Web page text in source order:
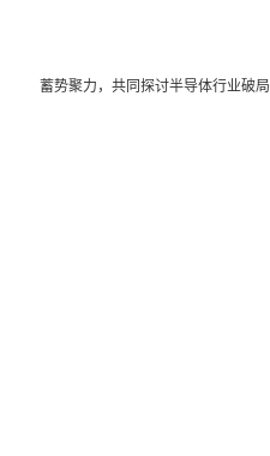
蓄势聚力，共同探讨半导体行业破